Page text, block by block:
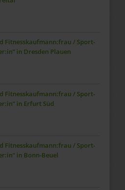
Fitnesskaufmann:frau / Sport-
in Dresden Plauen
Fitnesskaufmann:frau / Sport-
in Erfurt Süd
Fitnesskaufmann:frau / Sport-
in Bonn-Beuel